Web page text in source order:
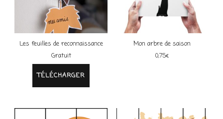
Les feuilles de reconnaissance
Gratuit
TÉLÉCHARGER
Mon arbre de saison
0,75€